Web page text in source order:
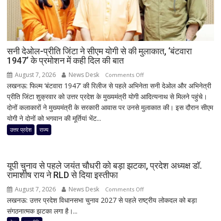
सनी देओल-प्रीति जिंटा ने सीएम योगी से की मुलाकात, ‘बंटवारा
1947’ के प्रमोशन में कही दिल की बात
August 7, 2026 News Desk Comments Offon
सनी
देओल-
प्रीति
की
1947’
लखनऊ: फिल्म ‘बंटवारा 1947’ की रिलीज से पहले अभिनेता सनी देओल और अभिनेत्री
प्रीति जिंटा शुक्रवार को उत्तर प्रदेश के मुख्यमंत्री योगी आदित्यनाथ से मिलने पहुंचे।
दोनों कलाकारों ने मुख्यमंत्री के सरकारी आवास पर उनसे मुलाकात की। इस दौरान सीएम
योगी ने दोनों को भगवान की मूर्तियां भेंट...
उत्तर प्रदेश राज्य
यूपी चुनाव से पहले जयंत चौधरी को बड़ा झटका, प्रदेश अध्यक्ष डॉ.
रामाशीष राय ने RLD से दिया इस्तीफा
August 7, 2026 News Desk Comments Offon
यूपी
लखनऊ: उत्तर प्रदेश विधानसभा चुनाव 2027 से पहले राष्ट्रीय लोकदल को बड़ा
संगठनात्मक झटका लगा है।...